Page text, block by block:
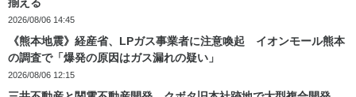
揃える
2026/08/06 14:45
《熊本地震》経産省、LPガス事業者に注意喚起 イオンモール熊本
の調査で「爆発の原因はガス漏れの疑い」
2026/08/06 12:15